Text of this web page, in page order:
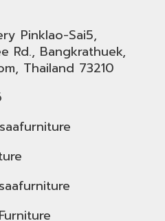
Pinklao-Sai5,
Rd., Bangkrathuek,
Thailand 73210